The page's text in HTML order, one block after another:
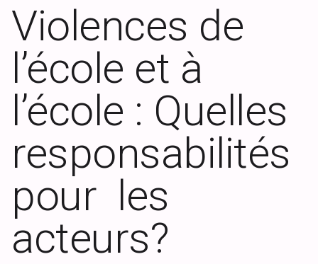
Violences de
l’école et à
l’école : Quelles
responsabilités
pour les
acteurs?